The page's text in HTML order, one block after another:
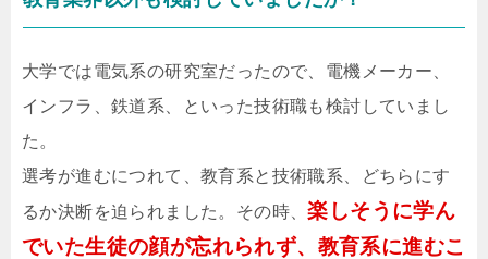
大学では電気系の研究室だったので、電機メーカー、
インフラ、鉄道系、といった技術職も検討していまし
た。
選考が進むにつれて、教育系と技術職系、どちらにす
るか決断を迫られました。その時、楽しそうに学ん
でいた生徒の顔が忘れられず、教育系に進むこ